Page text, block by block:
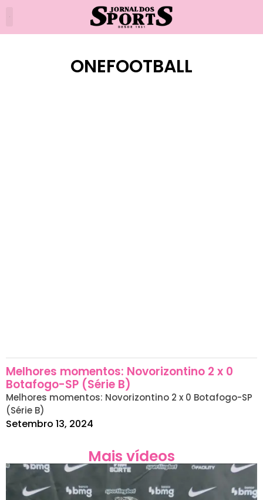
ONEFOOTBALL
Melhores momentos: Novorizontino 2 x 0
Botafogo-SP (Série B)
Melhores momentos: Novorizontino 2 x 0 Botafogo-SP
(Série B)
Setembro 13, 2024
Mais vídeos